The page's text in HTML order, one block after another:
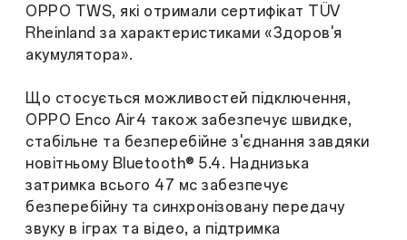
OPPO TWS, які отримали сертифікат TÜV
Rheinland за характеристиками «Здоров'я
акумулятора».
Що стосується можливостей підключення,
OPPO Enco Air4 також забезпечує швидке,
стабільне та безперебійне з'єднання завдяки
новітньому Bluetooth® 5.4. Наднизька
затримка всього 47 мс забезпечує
безперебійну та синхронізовану передачу
звуку в іграх та відео, а підтримка